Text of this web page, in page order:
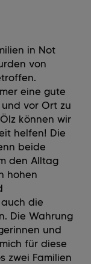
in Not
von
eine gute
vor Ort zu
können wir
helfen! Die
beide
den Alltag
hohen
die
Die Wahrung
und
für diese
zwei Familien